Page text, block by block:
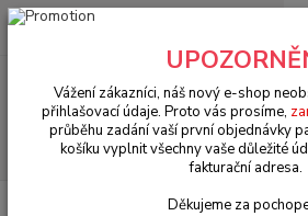
+420 602 330 329
VW Typ 3 (1961 » 73) Těsnění
Vážení zákazníci, náš nový e-shop
přihlašovací údaje. Proto vás prosíme,
průběhu zadání vaší první objednávky
košíku vyplnit všechny vaše důležité
fakturační adresa.
Děkujeme za